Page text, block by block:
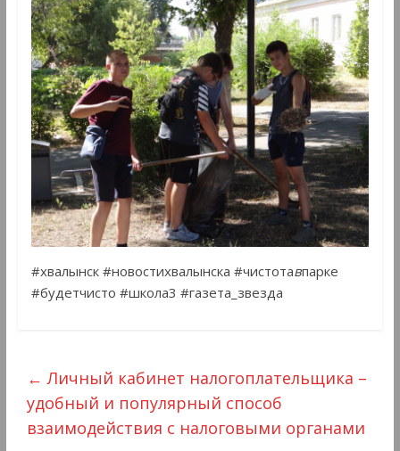
#хвалынск #новостихвалынска #чистотавпарке
#будетчисто #школа3 #газета_звезда
← Личный кабинет налогоплательщика –
удобный и популярный способ
взаимодействия с налоговыми органами